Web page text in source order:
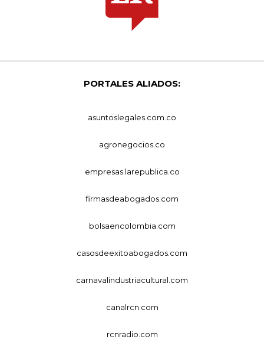
PORTALES ALIADOS:
asuntoslegales.com.co
agronegocios.co
empresas.larepublica.co
firmasdeabogados.com
bolsaencolombia.com
casosdeexitoabogados.com
carnavalindustriacultural.com
canalrcn.com
rcnradio.com